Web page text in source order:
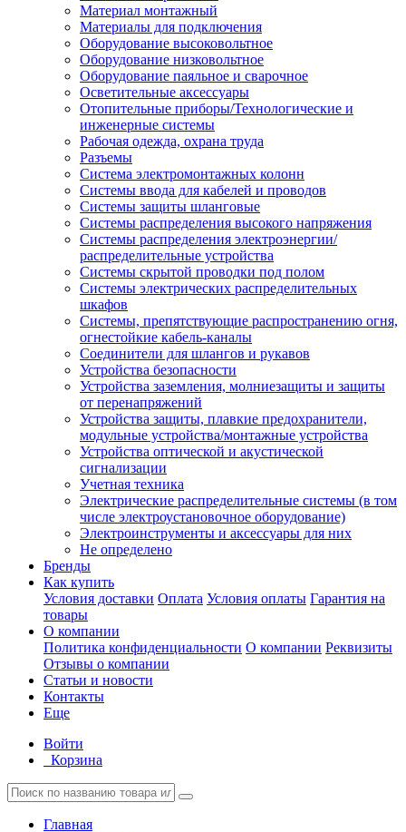
Материал монтажный
Материалы для подключения
Оборудование высоковольтное
Оборудование низковольтное
Оборудование паяльное и сварочное
Осветительные аксессуары
Отопительные приборы/Технологические и
инженерные системы
Рабочая одежда, охрана труда
Разъемы
Система электромонтажных колонн
Системы ввода для кабелей и проводов
Системы защиты шланговые
Системы распределения высокого напряжения
Системы распределения электроэнергии/
распределительные устройства
Системы скрытой проводки под полом
Системы электрических распределительных
шкафов
Системы, препятствующие распространению огня,
огнестойкие кабель-каналы
Соединители для шлангов и рукавов
Устройства безопасности
Устройства заземления, молниезащиты и защиты
от перенапряжений
Устройства защиты, плавкие предохранители,
модульные устройства/монтажные устройства
Устройства оптической и акустической
сигнализации
Учетная техника
Электрические распределительные системы (в том
числе электроустановочное оборудование)
Электроинструменты и аксессуары для них
Не определено
Бренды
Как купить
Условия доставки Оплата Условия оплаты Гарантия на
товары
О компании
Политика конфиденциальности О компании Реквизиты
Отзывы о компании
Статьи и новости
Контакты
Еще
Войти
Корзина
Главная